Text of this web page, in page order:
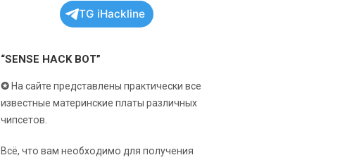
TG iHackline
“SENSE HACK BOT”
✪ На сайте представлены практически все
известные материнские платы различных
чипсетов.
Всё, что вам необходимо для получения